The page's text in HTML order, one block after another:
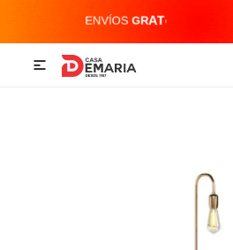

Imagen y Sonido